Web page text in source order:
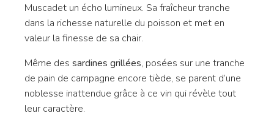
Muscadet un écho lumineux. Sa fraîcheur tranche
dans la richesse naturelle du poisson et met en
valeur la finesse de sa chair.
Même des sardines grillées, posées sur une tranche
de pain de campagne encore tiède, se parent d’une
noblesse inattendue grâce à ce vin qui révèle tout
leur caractère.